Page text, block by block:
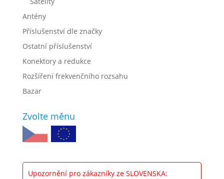
Antény
Příslušenství dle značky
Ostatní příslušenství
Konektory a redukce
Rozšíření frekvenčního rozsahu
Bazar
Zvolte měnu
Upozornění pro zákazníky ze SLOVENSKA: